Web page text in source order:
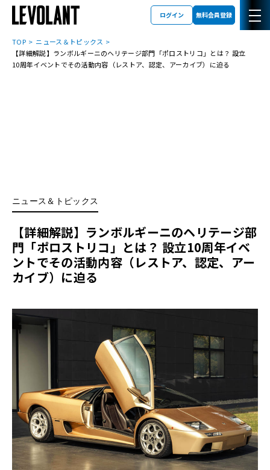
ログイン 無料会員登録
TOP
ニュース＆トピックス
【詳細解説】ランボルギーニのヘリテージ部門「ポロストリコ」とは？ 設立
10周年イベントでその活動内容（レストア、認定、アーカイブ）に迫る
ニュース＆トピックス
【詳細解説】ランボルギーニのヘリテージ部
門「ポロストリコ」とは？ 設立10周年イベ
ントでその活動内容（レストア、認定、アー
カイブ）に迫る